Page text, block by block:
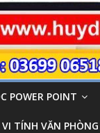
POWER POINT
VI TÍNH VĂN PHÒNG